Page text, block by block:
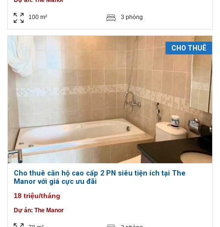
100 m² 3 phòng
CHO THUÊ
Cho thuê căn hộ cao cấp 2 PN siêu tiện ích tại The
Manor với giá cực ưu đãi
18 triệu/tháng
Dự án: The Manor